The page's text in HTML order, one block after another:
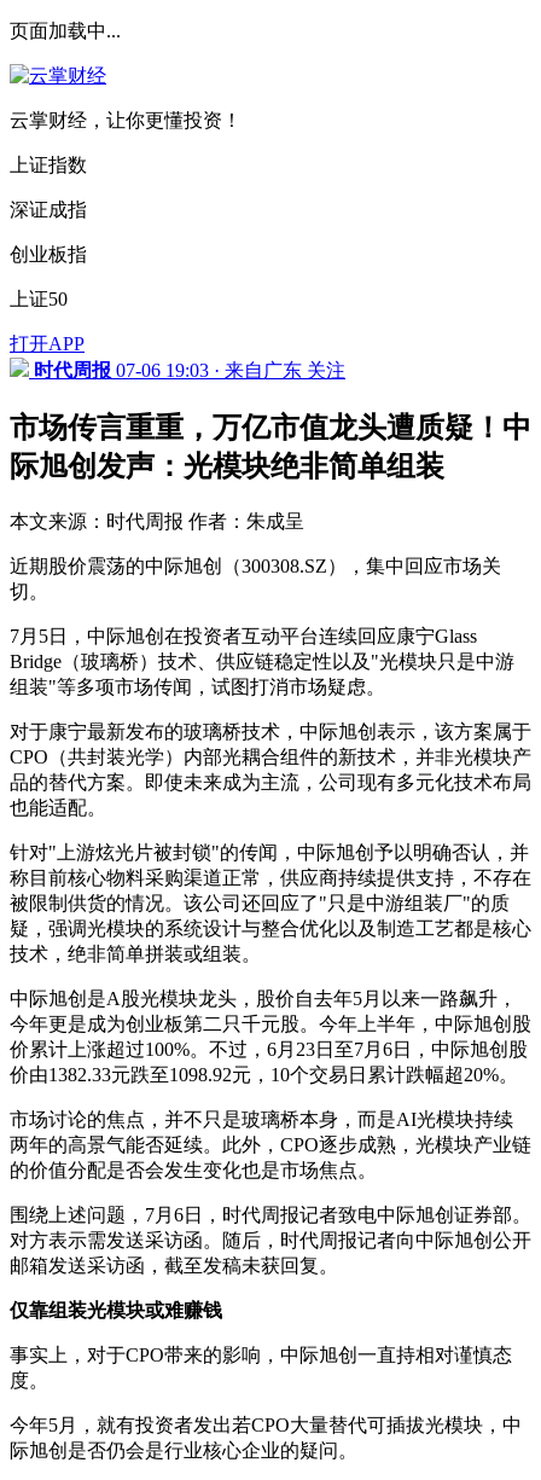
页面加载中...
云掌财经，让你更懂投资！
上证指数
深证成指
创业板指
上证50
打开APP
时代周报 07-06 19:03 · 来自广东 关注
市场传言重重，万亿市值龙头遭质疑！中
际旭创发声：光模块绝非简单组装
本文来源：时代周报 作者：朱成呈
近期股价震荡的中际旭创（300308.SZ），集中回应市场关
切。
7月5日，中际旭创在投资者互动平台连续回应康宁Glass
Bridge（玻璃桥）技术、供应链稳定性以及"光模块只是中游
组装"等多项市场传闻，试图打消市场疑虑。
对于康宁最新发布的玻璃桥技术，中际旭创表示，该方案属于
CPO（共封装光学）内部光耦合组件的新技术，并非光模块产
品的替代方案。即使未来成为主流，公司现有多元化技术布局
也能适配。
针对"上游炫光片被封锁"的传闻，中际旭创予以明确否认，并
称目前核心物料采购渠道正常，供应商持续提供支持，不存在
被限制供货的情况。该公司还回应了"只是中游组装厂"的质
疑，强调光模块的系统设计与整合优化以及制造工艺都是核心
技术，绝非简单拼装或组装。
中际旭创是A股光模块龙头，股价自去年5月以来一路飙升，
今年更是成为创业板第二只千元股。今年上半年，中际旭创股
价累计上涨超过100%。不过，6月23日至7月6日，中际旭创股
价由1382.33元跌至1098.92元，10个交易日累计跌幅超20%。
市场讨论的焦点，并不只是玻璃桥本身，而是AI光模块持续
两年的高景气能否延续。此外，CPO逐步成熟，光模块产业链
的价值分配是否会发生变化也是市场焦点。
围绕上述问题，7月6日，时代周报记者致电中际旭创证券部。
对方表示需发送采访函。随后，时代周报记者向中际旭创公开
邮箱发送采访函，截至发稿未获回复。
仅靠组装光模块或难赚钱
事实上，对于CPO带来的影响，中际旭创一直持相对谨慎态
度。
今年5月，就有投资者发出若CPO大量替代可插拔光模块，中
际旭创是否仍会是行业核心企业的疑问。